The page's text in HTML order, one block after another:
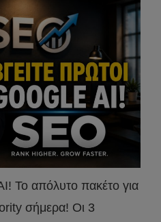
Το απόλυτο πακέτο για
σήμερα! Οι 3